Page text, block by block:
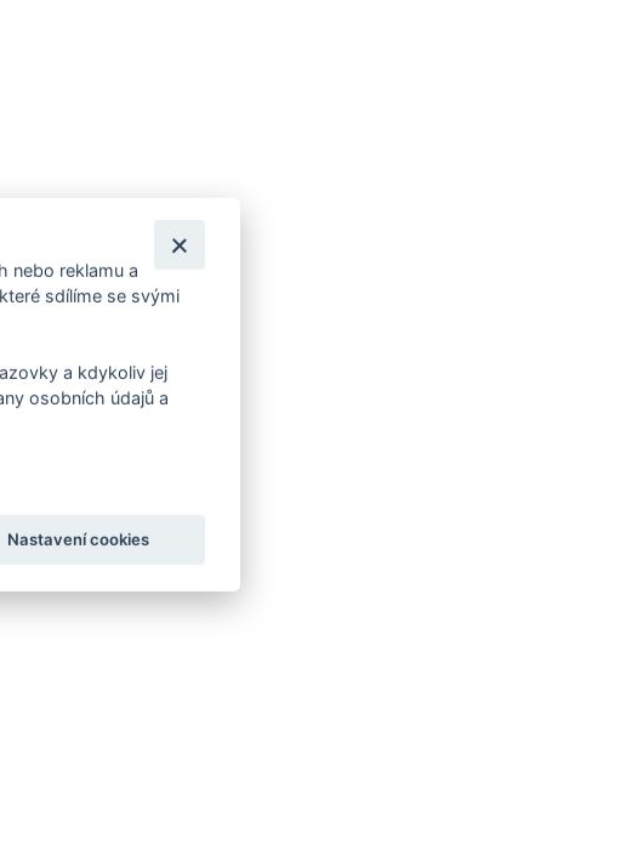
nebo reklamu a
sdílíme se svými
a kdykoliv jej
osobních údajů a
Nastavení cookies